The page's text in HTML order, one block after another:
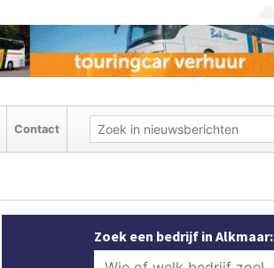
Contact
Zoek een bedrijf in Alkmaar: